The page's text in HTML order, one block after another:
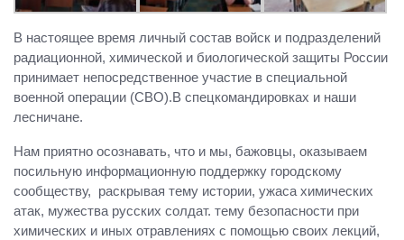
В настоящее время личный состав войск и подразделений
радиационной, химической и биологической защиты России
принимает непосредственное участие в специальной
военной операции (СВО).В спецкомандировках и наши
лесничане.
Нам приятно осознавать, что и мы, бажовцы, оказываем
посильную информационную поддержку городскому
сообществу, раскрывая тему истории, ужаса химических
атак, мужества русских солдат. тему безопасности при
химических и иных отравлениях с помощью своих лекций,